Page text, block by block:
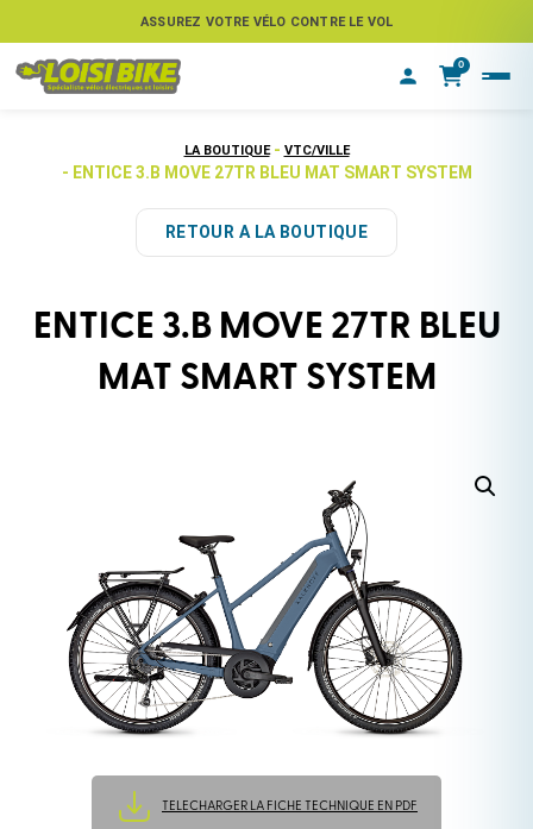
ASSUREZ VOTRE VÉLO CONTRE LE VOL
0
LA BOUTIQUE - VTC/VILLE
- ENTICE 3.B MOVE 27TR BLEU MAT SMART SYSTEM
RETOUR A LA BOUTIQUE
ENTICE 3.B MOVE 27TR BLEU
MAT SMART SYSTEM
TELECHARGER LA FICHE TECHNIQUE EN PDF